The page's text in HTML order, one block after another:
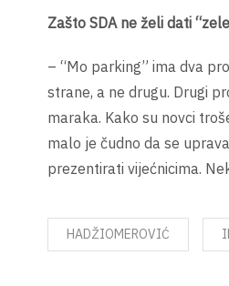
Zašto SDA ne želi dati
– “Mo parking” ima dva
strane, a ne drugu. Drugi
maraka. Kako su novci
malo je čudno da se
prezentirati vijećnicima.
HADŽIOMEROVIĆ